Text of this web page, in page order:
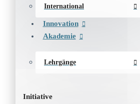
International
Innovation
Akademie
Lehrgänge
Initiative